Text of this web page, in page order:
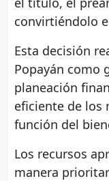
convirtiéndolo
Esta decisión
Popayán como
planeación
eficiente de los
función del
Los recursos
manera